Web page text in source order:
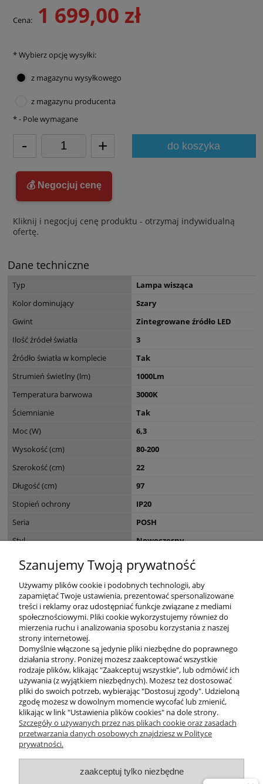
Cena: 1 699,00 zł
*Wybierz opcję wysyłki:
z magazynu wysyłkowego
z magazynu producenta
- + do koszyka
*- Pole wymagane
💰 Negocjuj cenę
Kliknij i negocjuj cenę produktu - otrzymaj indywidualną
ofertę.
Dane techniczne
Typ
Lampa wisząca
Kolor dominujący
Szary
Gwint
Zintegrowane źródło LED
Ilość źródeł światła
3
Źródło światła w komplecie
Tak
Strumień świetlny (lm)
1000Lm
Temperatura barwowa
3000K
Ściemnianie
Tak
Moc (W)
6,3
Wysokość (cm)
80-200
Szerokość (cm)
22
Długość (cm)
97
Stopień ochrony
IP20
Seria
POSH
Styl
Nowoczesny
EAN
4043689018405
KONTAKT
DODATKOWE
MOJE KONTO
Szanujemy Twoją prywatność
Używamy plików cookie i podobnych technologii, aby
zapamiętać Twoje ustawienia, prezentować spersonalizowane
treści i reklamy oraz udostępniać funkcje związane z mediami
społecznościowymi. Pliki cookie wykorzystujemy również do
mierzenia ruchu i analizowania sposobu korzystania z naszej
strony internetowej.
Domyślnie włączone są jedynie pliki niezbędne do poprawnego
działania strony. Poniżej możesz zaakceptować wszystkie
rodzaje plików, klikając "Zaakceptuj wszystkie", lub odmówić ich
używania (z wyjątkiem niezbędnych). Możesz też dostosować
pliki do swoich potrzeb, wybierając "Dostosuj zgody". Udzieloną
zgodę możesz w dowolnym momencie wycofać lub zmienić,
klikając w link "Ustawienia plików cookies" na dole strony.
Szczegóły o używanych przez nas plikach cookie oraz zasadach
przetwarzania danych osobowych znajdziesz w Polityce
prywatności.
zaakceptuj tylko niezbędne